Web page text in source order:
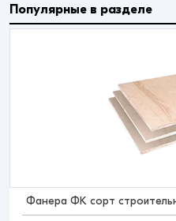
Популярные в разделе
Фанера ФК сорт